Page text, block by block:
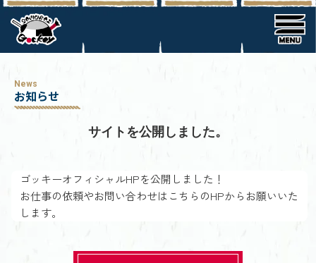
News
お知らせ
サイトを公開しました。
ゴッキーオフィシャルHPを公開しました！
お仕事の依頼やお問い合わせはこちらのHPからお願いいた
します。